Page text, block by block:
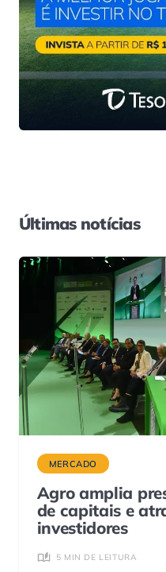
Últimas notícias
MERCADO
Agro amplia
de capitais e
investidores
5 MIN DE LEITURA